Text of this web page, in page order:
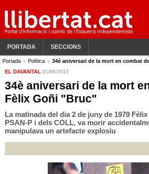
PORTADA SECCIONS
Portada Política
34è aniversari de la mort en combat
EL DAVANTAL 01/06/2013
34è aniversari de la mort
Fèlix Goñi "Bruc"
La matinada del dia 2 de juny de 1979
PSAN-P i dels COLL, va morir
manipulava un artefacte explosiu